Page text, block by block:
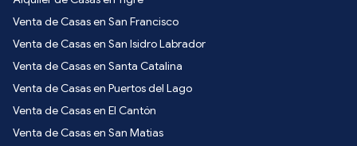
Venta de Casas en San Francisco
Venta de Casas en San Isidro Labrador
Venta de Casas en Santa Catalina
Venta de Casas en Puertos del Lago
Venta de Casas en El Cantón
Venta de Casas en San Matias